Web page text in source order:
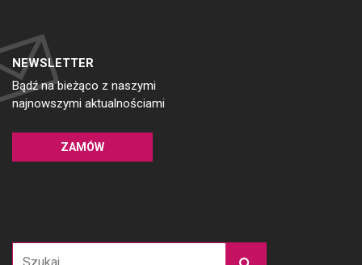
NEWSLETTER
Bądź na bieżąco z naszymi
najnowszymi aktualnościami
ZAMÓW